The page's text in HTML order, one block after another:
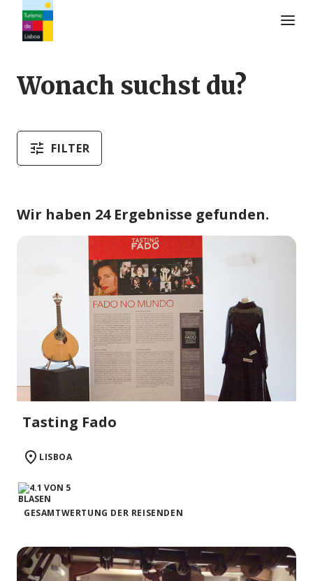
Wonach suchst du?
FILTER
Wir haben 24 Ergebnisse gefunden.
Tasting Fado
LISBOA
GESAMTWERTUNG DER REISENDEN